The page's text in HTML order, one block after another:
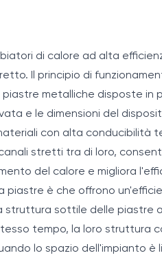
di calore ad alta
Il principio di
metalliche disposte in
e le dimensioni del
con alta conducibilità
stretti tra di loro,
del calore e migliora
piastre è che offrono
sottile delle piastre
tempo, la loro struttura
lo spazio dell'impianto è